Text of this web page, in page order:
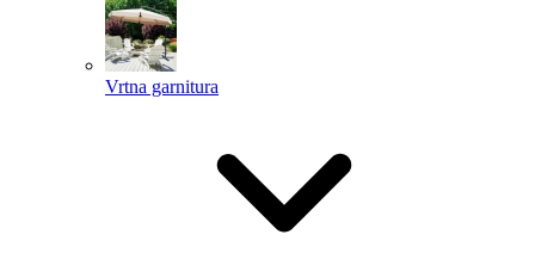
Vrtna garnitura